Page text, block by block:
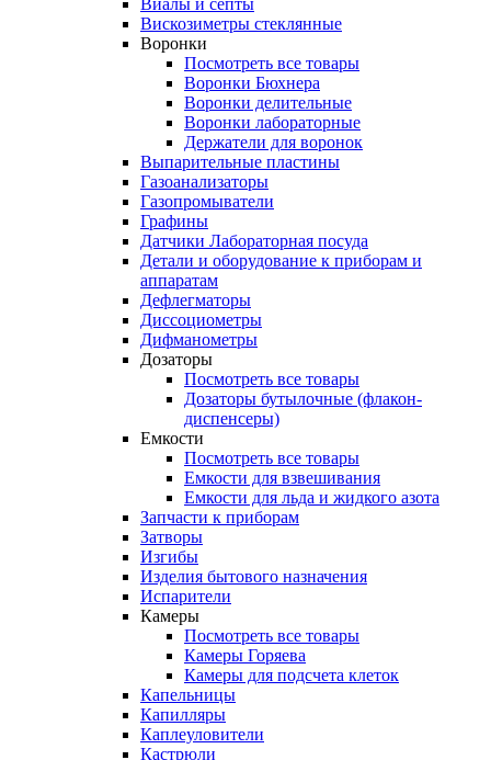
Виалы и септы
Вискозиметры стеклянные
Воронки
Посмотреть все товары
Воронки Бюхнера
Воронки делительные
Воронки лабораторные
Держатели для воронок
Выпарительные пластины
Газоанализаторы
Газопромыватели
Графины
Датчики Лабораторная посуда
Детали и оборудование к приборам и
аппаратам
Дефлегматоры
Диссоциометры
Дифманометры
Дозаторы
Посмотреть все товары
Дозаторы бутылочные (флакон-
диспенсеры)
Емкости
Посмотреть все товары
Емкости для взвешивания
Емкости для льда и жидкого азота
Запчасти к приборам
Затворы
Изгибы
Изделия бытового назначения
Испарители
Камеры
Посмотреть все товары
Камеры Горяева
Камеры для подсчета клеток
Капельницы
Капилляры
Каплеуловители
Кастрюли